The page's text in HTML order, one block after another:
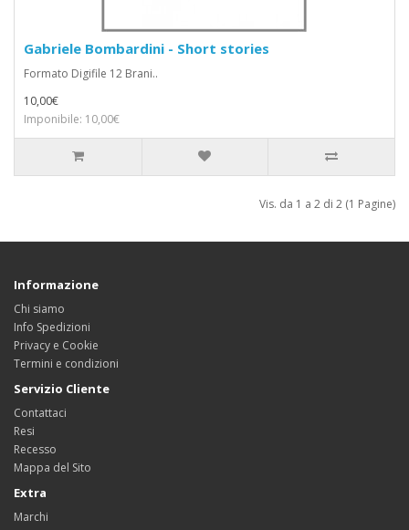
Gabriele Bombardini - Short stories
Formato Digifile 12 Brani..
10,00€
Imponibile: 10,00€
Vis. da 1 a 2 di 2 (1 Pagine)
Informazione
Chi siamo
Info Spedizioni
Privacy e Cookie
Termini e condizioni
Servizio Cliente
Contattaci
Resi
Recesso
Mappa del Sito
Extra
Marchi